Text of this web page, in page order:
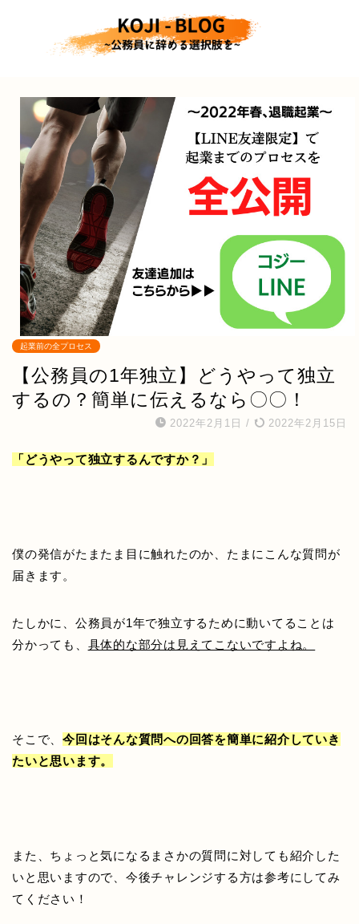
起業前の全プロセス
【公務員の1年独立】どうやって独立
するの？簡単に伝えるなら〇〇！
2022年2月1日 / 2022年2月15日
「どうやって独立するんですか？」
僕の発信がたまたま目に触れたのか、 たまにこんな質問が
届きます。
たしかに、公務員が1年で独立するために動いてることは
分かっても、 具体的な部分は見えてこないですよね。
そこで、今回はそんな質問への回答を簡単に紹介していき
たいと思います。
また、ちょっと気になるまさかの質問に対しても紹介した
いと思いますので、今後チャレンジする方は参考にしてみ
てください！